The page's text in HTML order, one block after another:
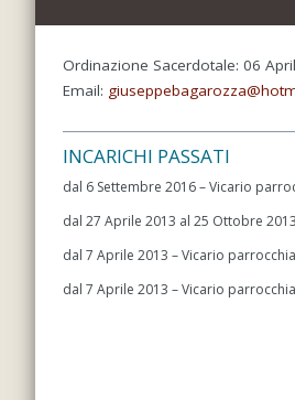
Ordinazione Sacerdotale: 06
Email:
INCARICHI PASSATI
dal 6 Settembre 2016 – Vicario
dal 27 Aprile 2013 al 25 Ottobre
dal 7 Aprile 2013 – Vicario
dal 7 Aprile 2013 – Vicario